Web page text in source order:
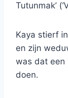
Tutunmak’
Kaya stierf
en zijn
was dat een
doen.